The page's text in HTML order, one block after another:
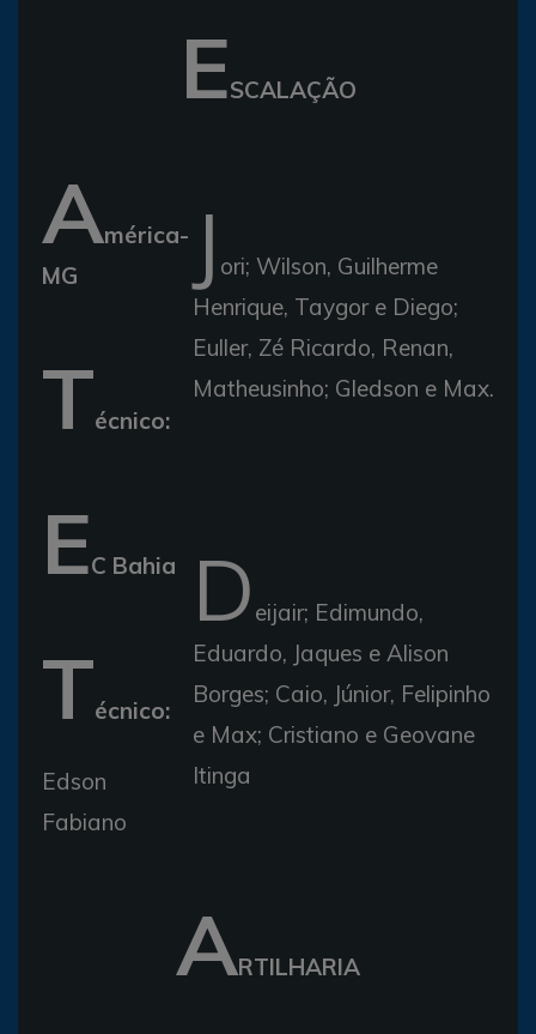
ESCALAÇÃO
América-
MG
J ori; Wilson, Guilherme
Henrique, Taygor e Diego;
Euller, Zé Ricardo, Renan,
Matheusinho; Gledson e Max.
Técnico:
EC Bahia D eijair; Edimundo,
Eduardo, Jaques e Alison
Borges; Caio, Júnior, Felipinho
e Max; Cristiano e Geovane
Itinga
Técnico:
Edson
Fabiano
ARTILHARIA